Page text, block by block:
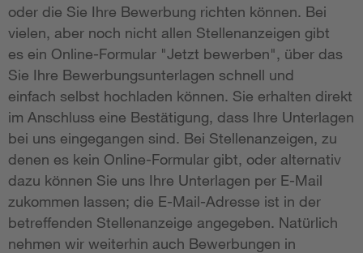
oder die Sie Ihre Bewerbung richten können. Bei
vielen, aber noch nicht allen Stellenanzeigen gibt
es ein Online-Formular "Jetzt bewerben", über das
Sie Ihre Bewerbungsunterlagen schnell und
einfach selbst hochladen können. Sie erhalten direkt
im Anschluss eine Bestätigung, dass Ihre Unterlagen
bei uns eingegangen sind. Bei Stellenanzeigen, zu
denen es kein Online-Formular gibt, oder alternativ
dazu können Sie uns Ihre Unterlagen per E-Mail
zukommen lassen; die E-Mail-Adresse ist in der
betreffenden Stellenanzeige angegeben. Natürlich
nehmen wir weiterhin auch Bewerbungen in